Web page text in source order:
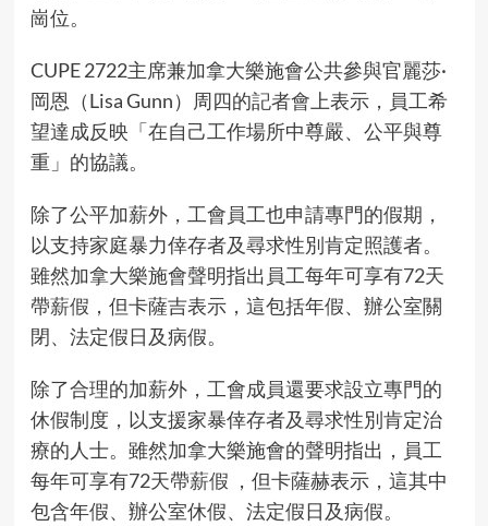
崗位。
CUPE 2722主席兼加拿大樂施會公共參與官麗莎·
岡恩（Lisa Gunn）周四的記者會 上表示，員工希
望達成反映「在自己工作場所中尊嚴、公平與尊
重」的協議。
除了公平加薪外，工會員工也申請專門的假期，
以支持家庭暴力倖存者及尋求性別肯定照護者。
雖然加拿大樂施會聲明指出員工每年可享有72天
帶薪假 ，但卡薩吉表示，這包括年假、辦公室關
閉、法定假日及病假。
除了合理的加薪外，工會成員還要求設立專門的
休假制度，以支援家暴倖存者及尋求性別肯定治
療的人士。雖然加拿大樂施會的聲明指出，員工
每年可享有72天帶薪假 ，但卡薩赫表示，這其中
包含年假、辦公室休假、法定假日及病假。